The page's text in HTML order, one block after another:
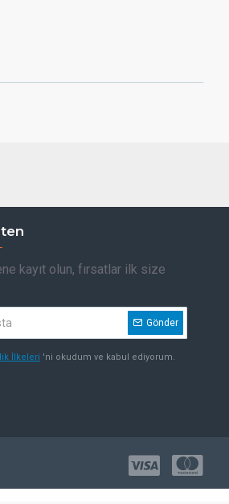
kayıt olun, fırsatlar ilk size
Gönder
İlkeleri 'ni okudum ve kabul ediyorum.